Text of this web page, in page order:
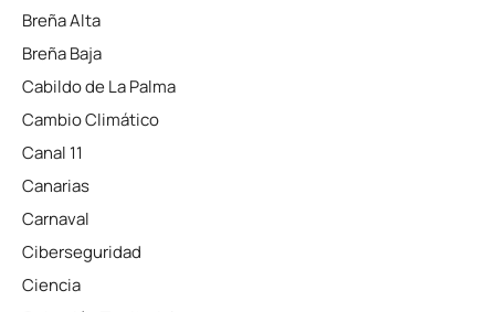
Breña Alta
Breña Baja
Cabildo de La Palma
Cambio Climático
Canal 11
Canarias
Carnaval
Ciberseguridad
Ciencia